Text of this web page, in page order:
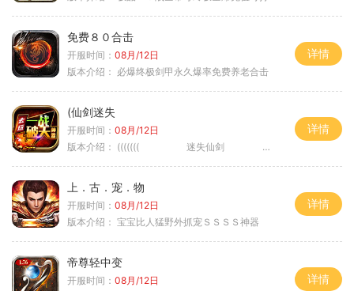
免费８０合击
开服时间： 08月/12日
版本介绍： 必爆终极剑甲永久爆率免费养老合击
详情
(仙剑迷失
开服时间： 08月/12日
版本介绍： ((((((( 迷失仙剑 )))))
详情
上．古．宠．物
开服时间： 08月/12日
版本介绍： 宝宝比人猛野外抓宠ＳＳＳＳ神器
详情
帝尊轻中变
开服时间： 08月/12日
详情